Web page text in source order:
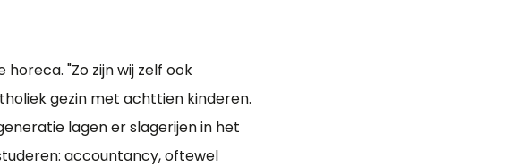
"Zo zijn wij zelf ook
gezin met achttien kinderen.
lagen er slagerijen in het
accountancy, oftewel